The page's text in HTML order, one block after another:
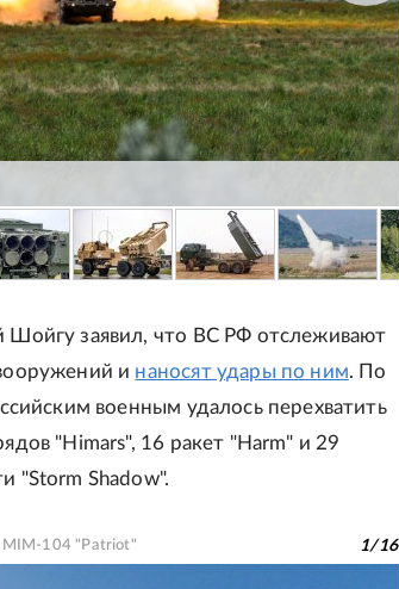
Шойгу заявил, что ВС РФ отслеживают
и наносят удары по ним. По
военным удалось перехватить
"Himars", 16 ракет "Harm" и 29
"Storm Shadow".
MIM-104 "Patriot" 1/16